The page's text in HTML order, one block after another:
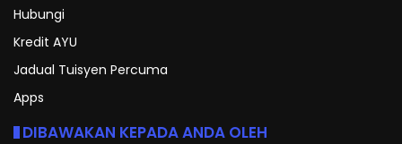
Hubungi
Kredit AYU
Jadual Tuisyen Percuma
Apps
DIBAWAKAN KEPADA ANDA OLEH